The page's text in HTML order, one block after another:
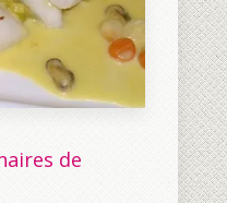
de